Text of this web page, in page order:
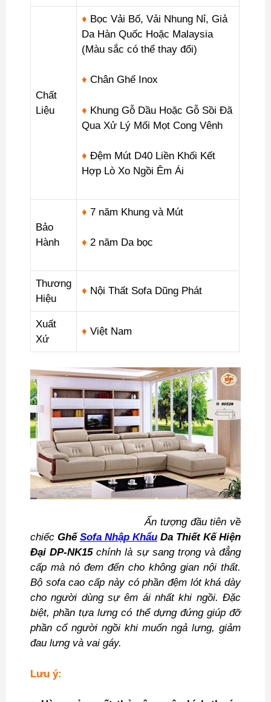
Chất
Liệu
♦ Bọc Vải Bố, Vải Nhung Nỉ, Giả
Da Hàn Quốc Hoặc Malaysia
(Màu sắc có thể thay đổi)
♦ Chân Ghế Inox
♦ Khung Gỗ Dầu Hoặc Gỗ Sồi Đã
Qua Xử Lý Mối Mọt Cong Vênh
♦ Đệm Mút D40 Liền Khối Kết
Hợp Lò Xo Ngồi Êm Ái
Bảo
Hành
♦ 7 năm Khung và Mút
♦ 2 năm Da bọc
Thương
Hiệu
♦ Nội Thất Sofa Dũng Phát
Xuất
Xứ
♦ Việt Nam
Ấn tượng đầu tiên về
chiếc Ghế Sofa Nhập Khẩu Da Thiết Kế Hiện
Đại DP-NK15chính là sự sang trọng và đẳng
cấp mà nó đem đến cho không gian nội thất.
Bộ sofa cao cấp này có phần đệm lót khá dày
cho người dùng sự êm ái nhất khi ngồi. Đặc
biệt, phần tựa lưng có thể dựng đứng giúp đỡ
phần cổ người ngồi khi muốn ngả lưng, giảm
đau lưng và vai gáy.
Lưu ý: